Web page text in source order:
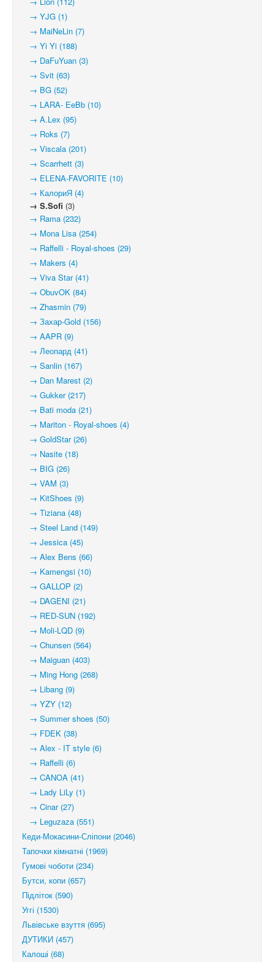
→ YJG (1)
→ MaiNeLin (7)
→ Yi Yi (188)
→ DaFuYuan (3)
→ Svit (63)
→ BG (52)
→ LARA- EeBb (10)
→ A.Lex (95)
→ Roks (7)
→ Viscala (201)
→ Scarrhett (3)
→ ELENA-FAVORITE (10)
→ КалориЯ (4)
→ S.Sofi (3)
→ Rama (232)
→ Mona Lisa (254)
→ Raffelli - Royal-shoes (29)
→ Makers (4)
→ Viva Star (41)
→ ObuvOK (84)
→ Zhasmin (79)
→ Захар-Gold (156)
→ AAPR (9)
→ Леопард (41)
→ Sanlin (167)
→ Dan Marest (2)
→ Gukker (217)
→ Bati moda (21)
→ Mariton - Royal-shoes (4)
→ GoldStar (26)
→ Nasite (18)
→ BIG (26)
→ VAM (3)
→ KitShoes (9)
→ Tiziana (48)
→ Steel Land (149)
→ Jessica (45)
→ Alex Bens (66)
→ Kamengsi (10)
→ GALLOP (2)
→ DAGENI (21)
→ RED-SUN (192)
→ Moli-LQD (9)
→ Chunsen (564)
→ Maiguan (403)
→ Ming Hong (268)
→ Libang (9)
→ YZY (12)
→ Summer shoes (50)
→ FDEK (38)
→ Alex - IT style (6)
→ Raffelli (6)
→ CANOA (41)
→ Lady LiLy (1)
→ Cinar (27)
→ Leguzaza (551)
Кеди-Мокасини-Сліпони (2046)
Тапочки кімнатні (1969)
Гумові чоботи (234)
Бутси, копи (657)
Підліток (590)
Уггі (1530)
Львівське взуття (695)
ДУТИКИ (457)
Калоші (68)